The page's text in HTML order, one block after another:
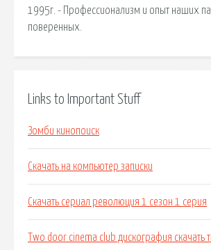
1995г. - Профессионализм и опыт наших
поверенных.
Links to Important Stuff
Зомби кинопоиск
Скачать на компьютер записки
Скачать сериал революция 1 сезон 1 серия
Two door cinema club дискография скачать